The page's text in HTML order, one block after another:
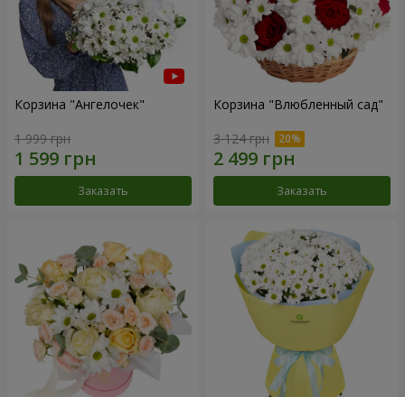
Корзина "Ангелочек"
1 999 грн
Заказать
Корзина "Влюбленный сад"
3 124 грн
Заказать